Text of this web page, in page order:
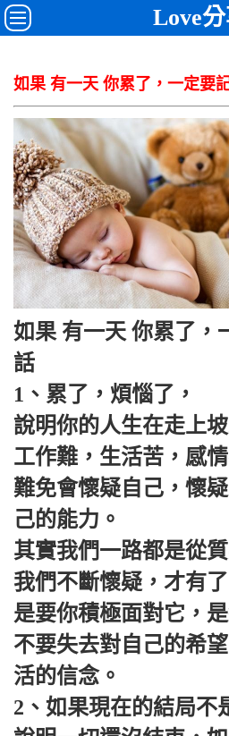
Love
如果 有一天 你累了，一定要
如果 有一天 你累了，
話
1、累了，煩惱了，
說明你的人生在走上坡
工作難，生活苦，感
難免會懷疑自己，懷
己的能力。
其實我們一路都是從
我們不斷懷疑，才有
是要你積極面對它，
不要失去對自己的希
活的信念。
2、如果現在的結局不